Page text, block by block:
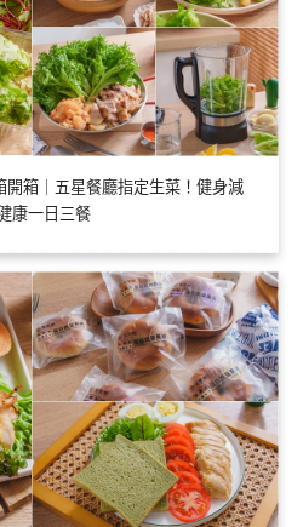
開箱｜五星餐廳指定生菜！健身減
康一日三餐